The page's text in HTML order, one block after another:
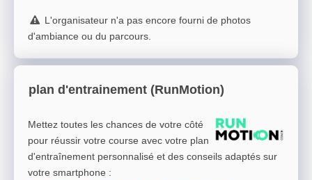
L'organisateur n'a pas encore fourni de photos
d'ambiance ou du parcours.
plan d'entrainement (RunMotion)
Mettez toutes les chances de votre côté
pour réussir votre course avec votre plan
d'entraînement personnalisé et des conseils adaptés sur
votre smartphone :